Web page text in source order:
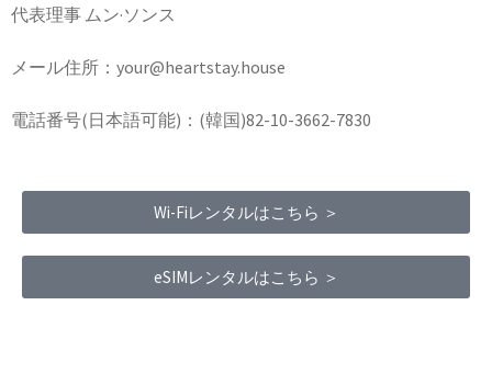
代表理事 ムン·ソンス
メール住所：your@heartstay.house
電話番号(日本語可能)：(韓国)82-10-3662-7830
Wi-Fiレンタルはこちら ＞
eSIMレンタルはこちら ＞